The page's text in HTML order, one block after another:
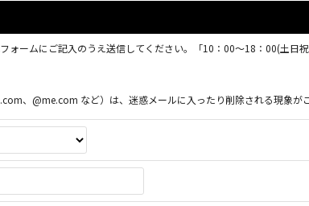
ォームにご記入のうえ送信してください。「10：00～18：00(土日祝
、@me.com など）は、迷惑メールに入ったり削除される現象が